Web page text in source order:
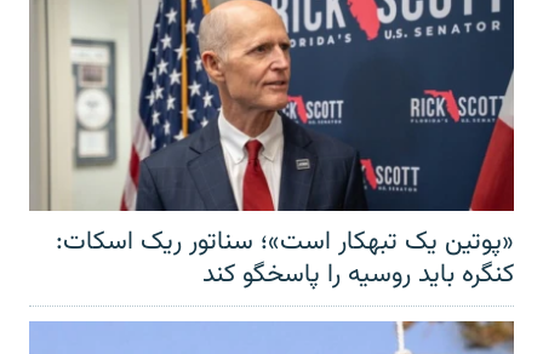
«پوتین یک تبهکار است»؛ سناتور ریک اسکات:
کنگره باید روسیه را پاسخگو کند